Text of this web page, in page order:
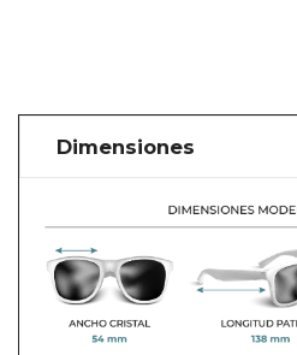
Dimensiones